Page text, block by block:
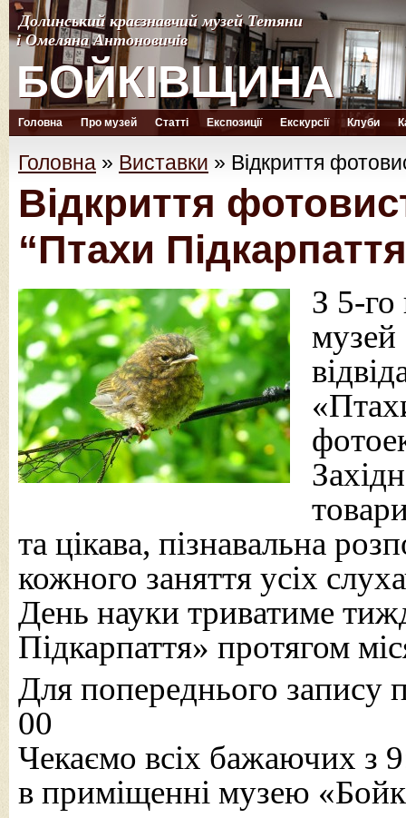
Долинський краєзнавчий музей Тетяни
і Омеляна Антоновичів
БОЙКІВЩИНА
Долинський краєзнавчий музей Тетяни
і Омеляна Антоновичів
БОЙКІВЩИНА
Головна Про музей Статті Експозиції Екскурсії Клуби
Головна » Виставки » Відкриття
Відкриття
“Птахи
З 5-го
музей
та цікава, пізнавальна
кожного заняття усіх
День науки триватиме
Підкарпаття» протягом
Для попереднього запису
00
Чекаємо всіх бажаючих з
в приміщенні музею